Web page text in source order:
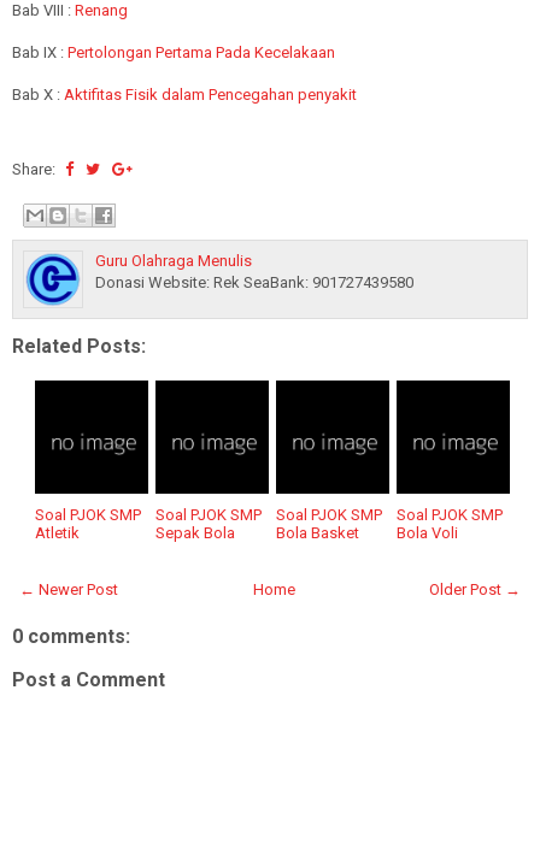
Bab VIII : Renang
Bab IX : Pertolongan Pertama Pada Kecelakaan
Bab X : Aktifitas Fisik dalam Pencegahan penyakit
Share:
Guru Olahraga Menulis
Donasi Website: Rek SeaBank: 901727439580
Related Posts:
Soal PJOK SMP
Atletik
Soal PJOK SMP
Sepak Bola
Soal PJOK SMP
Bola Basket
Soal PJOK SMP
Bola Voli
← Newer Post Older Post →
Home
0 comments:
Post a Comment